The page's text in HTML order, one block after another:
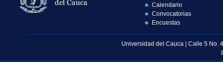
Calendario
Convocatorias
Encuestas
Universidad del Cauca | Calle 5 No.